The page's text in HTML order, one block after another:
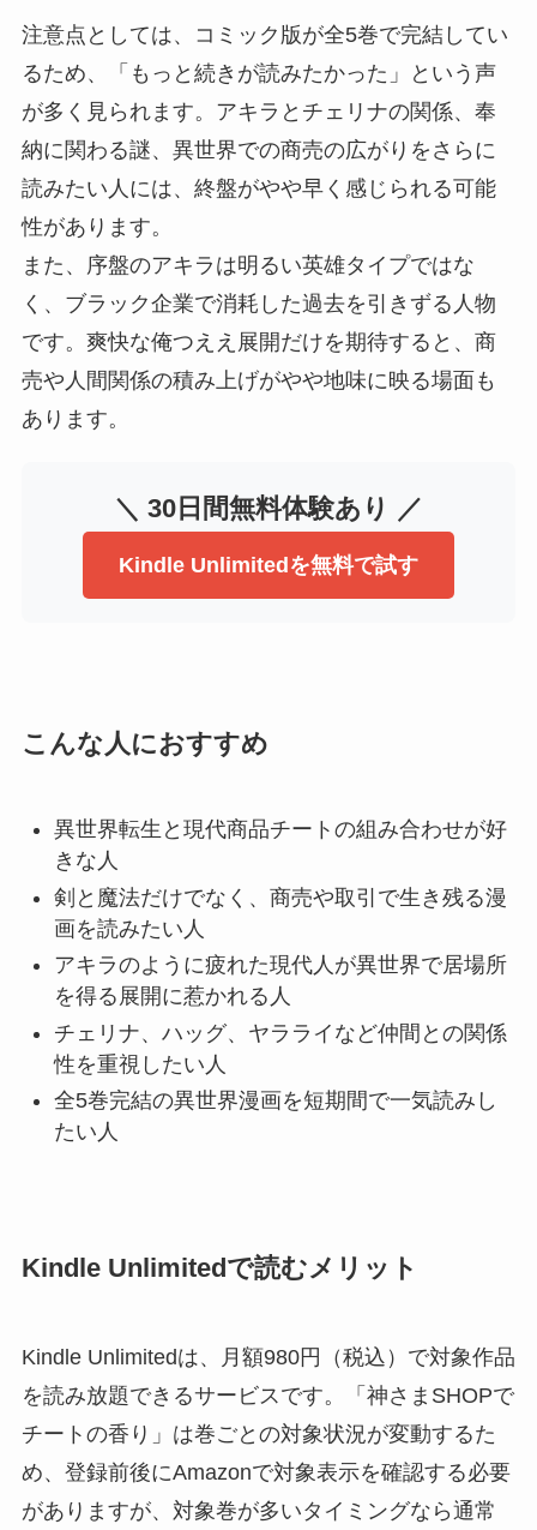
注意点としては、コミック版が全5巻で完結してい
るため、「もっと続きが読みたかった」という声
が多く見られます。アキラとチェリナの関係、奉
納に関わる謎、異世界での商売の広がりをさらに
読みたい人には、終盤がやや早く感じられる可能
性があります。
また、序盤のアキラは明るい英雄タイプではな
く、ブラック企業で消耗した過去を引きずる人物
です。爽快な俺つええ展開だけを期待すると、商
売や人間関係の積み上げがやや地味に映る場面も
あります。
＼ 30日間無料体験あり ／
Kindle Unlimitedを無料で試す
こんな人におすすめ
異世界転生と現代商品チートの組み合わせが好
きな人
剣と魔法だけでなく、商売や取引で生き残る漫
画を読みたい人
アキラのように疲れた現代人が異世界で居場所
を得る展開に惹かれる人
チェリナ、ハッグ、ヤラライなど仲間との関係
性を重視したい人
全5巻完結の異世界漫画を短期間で一気読みし
たい人
Kindle Unlimitedで読むメリット
Kindle Unlimitedは、月額980円（税込）で対象作品
を読み放題できるサービスです。「神さまSHOPで
チートの香り」は巻ごとの対象状況が変動するた
め、登録前後にAmazonで対象表示を確認する必要
がありますが、対象巻が多いタイミングなら通常